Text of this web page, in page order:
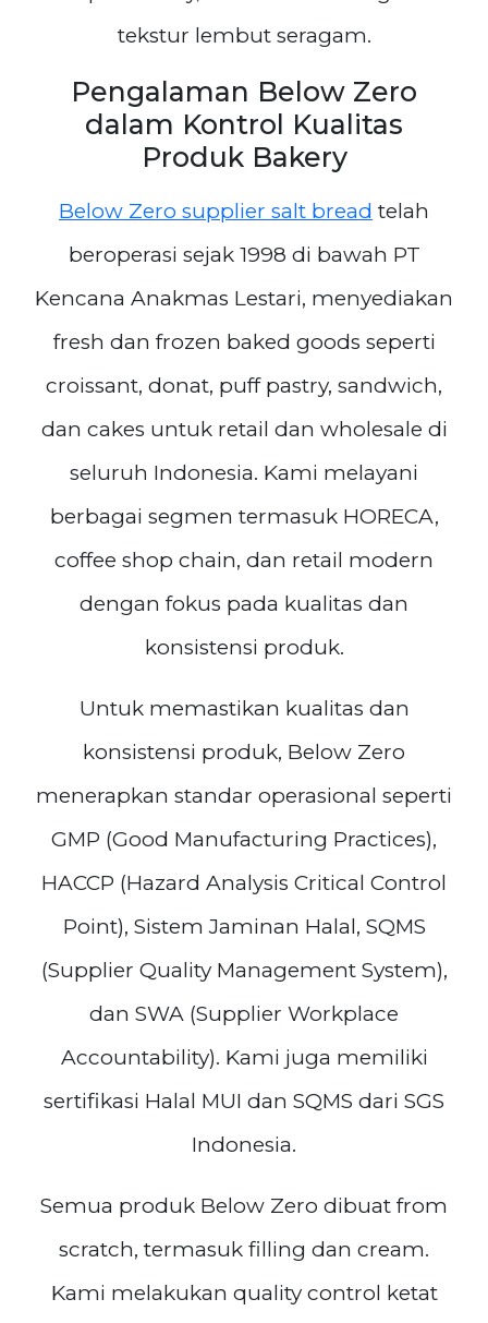
tekstur lembut seragam.
Pengalaman Below Zero
dalam Kontrol Kualitas
Produk Bakery
Below Zero supplier salt bread telah
beroperasi sejak 1998 di bawah PT
Kencana Anakmas Lestari, menyediakan
fresh dan frozen baked goods seperti
croissant, donat, puff pastry, sandwich,
dan cakes untuk retail dan wholesale di
seluruh Indonesia. Kami melayani
berbagai segmen termasuk HORECA,
coffee shop chain, dan retail modern
dengan fokus pada kualitas dan
konsistensi produk.
Untuk memastikan kualitas dan
konsistensi produk, Below Zero
menerapkan standar operasional seperti
GMP (Good Manufacturing Practices),
HACCP (Hazard Analysis Critical Control
Point), Sistem Jaminan Halal, SQMS
(Supplier Quality Management System),
dan SWA (Supplier Workplace
Accountability). Kami juga memiliki
sertifikasi Halal MUI dan SQMS dari SGS
Indonesia.
Semua produk Below Zero dibuat from
scratch, termasuk filling dan cream.
Kami melakukan quality control ketat